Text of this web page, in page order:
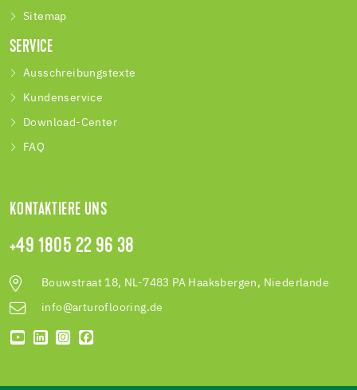
Sitemap
SERVICE
Ausschreibungstexte
Kundenservice
Download-Center
FAQ
KONTAKTIERE UNS
+49 1805 22 96 38
Bouwstraat 18, NL-7483 PA Haaksbergen, Niederlande
info@arturoflooring.de